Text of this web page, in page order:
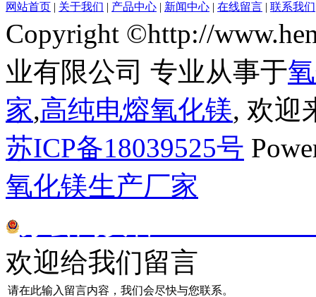
网站首页 | 关于我们 | 产品中心 | 新闻中心 | 在线留言 | 联系我们
Copyright ©http://
业有限公司 专业从事于
家,高纯电熔氧化镁, 欢迎
苏ICP备18039525号
氧化镁生产厂家
欢迎给我们留言
请在此输入留言内容，我们会尽快与您联系。